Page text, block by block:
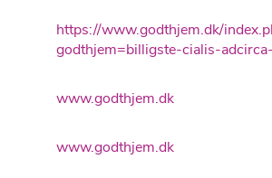
https://www.godthjem.dk/
godthjem=billigste-cialis-
www.godthjem.dk
www.godthjem.dk